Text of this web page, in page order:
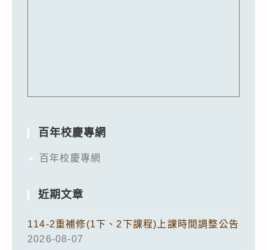
百年校慶專網
百年校慶專網
近期文章
114-2重補修(1下、2下課程)上課時間調整公告
2026-08-07